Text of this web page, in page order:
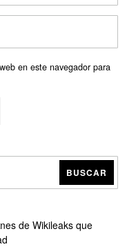
en este navegador para
BUSCAR
de Wikileaks que